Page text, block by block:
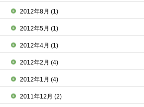
2012年8月(1)
2012年5月(1)
2012年4月(1)
2012年2月(4)
2012年1月(4)
2011年12月(2)